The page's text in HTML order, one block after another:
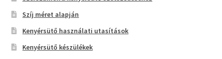
Szíj méret alapján
Kenyérsütő használati utasítások
Kenyérsütő készülékek